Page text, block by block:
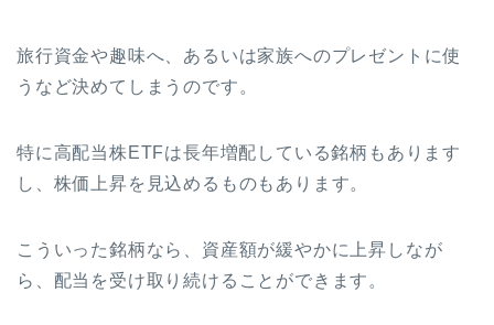
旅行資金や趣味へ、あるいは家族へのプレゼントに使
うなど決めてしまうのです。
特に高配当株ETFは長年増配している銘柄もあります
し、株価上昇を見込めるものもあります。
こういった銘柄なら、資産額が緩やかに上昇しなが
ら、配当を受け取り続けることができます。